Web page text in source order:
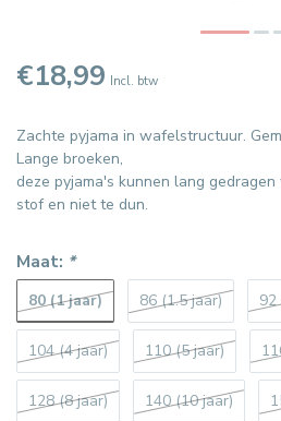
€18,99 Incl. btw
Zachte pyjama in wafelstructuur.
Lange broeken,
deze pyjama's kunnen lang
stof en niet te dun.
Maat: *
80 (1 jaar) 86 (1.5 jaar) 92
104 (4 jaar) 110 (5 jaar)
128 (8 jaar) 140 (10 jaar)